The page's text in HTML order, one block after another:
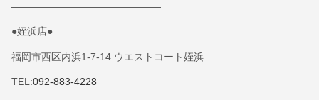
———————————————
●姪浜店●
福岡市西区内浜1-7-14 ウエストコート姪浜
TEL:092-883-4228